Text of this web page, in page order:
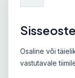
Osaline või
vastutavale